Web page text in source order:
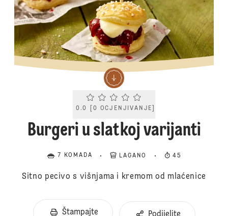
Current rating 0.0. Click to rate.
0.0 [0 OCJENJIVANJE
Burgeri u slatkoj varijanti
7 KOMADA LAGANO 45
Sitno pecivo s višnjama i kremom od mlaćenice
Štampajte